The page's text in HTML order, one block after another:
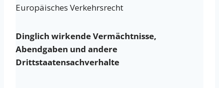
Europäisches Verkehrsrecht
Dinglich wirkende Vermächtnisse,
Abendgaben und andere
Drittstaatensachverhalte